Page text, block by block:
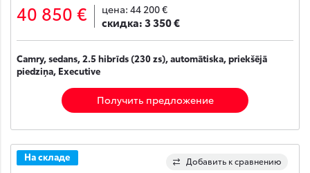
40 850 € цена: 44 200 €
скидка:3 350 €
Camry, sedans, 2.5 hibrīds (230 zs), automātiska, priekšējā
piedziņa, Executive
Получить предложение
Добавить к сравнению
На складе